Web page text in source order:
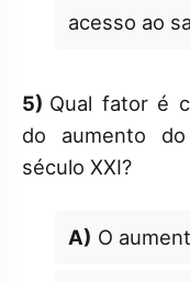
acesso ao
5) Qual fator é
do aumento
século XXI?
A) O